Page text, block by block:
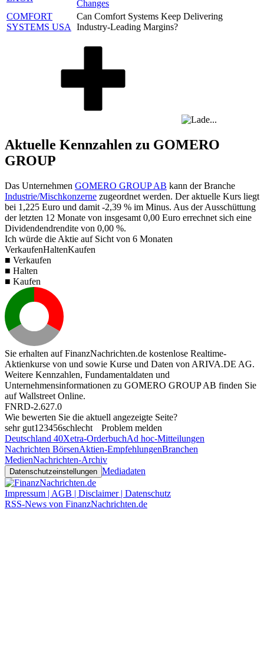
Changes
COMFORT
SYSTEMS USA
Can Comfort Systems Keep Delivering
Industry-Leading Margins?
Aktuelle Kennzahlen zu GOMERO
GROUP
Das Unternehmen GOMERO GROUP AB kann der Branche
Industrie/Mischkonzerne zugeordnet werden. Der aktuelle Kurs liegt
bei 1,225 Euro und damit -2,39 % im Minus. Aus der Ausschüttung
der letzten 12 Monate von insgesamt 0,00 Euro errechnet sich eine
Dividendendrendite von 0,00 %.
Ich würde die Aktie auf Sicht von 6 Monaten
VerkaufenHaltenKaufen
■ Verkaufen
■ Halten
■ Kaufen
Sie erhalten auf FinanzNachrichten.de kostenlose Realtime-
Aktienkurse von und sowie Kurse und Daten von ARIVA.DE AG.
Weitere Kennzahlen, Fundamentaldaten und
Unternehmensinformationen zu GOMERO GROUP AB finden Sie
aufWallstreet Online.
FNRD-2.627.0
Wie bewerten Sie die aktuell angezeigte Seite?
sehr gut1 23456schlecht
Problem melden
Deutschland 40Xetra-OrderbuchAd hoc-Mitteilungen
Nachrichten BörsenAktien-EmpfehlungenBranchen
MedienNachrichten-Archiv
Datenschutzeinstellungen Mediadaten
Impressum | AGB | Disclaimer | Datenschutz
RSS-News von FinanzNachrichten.de